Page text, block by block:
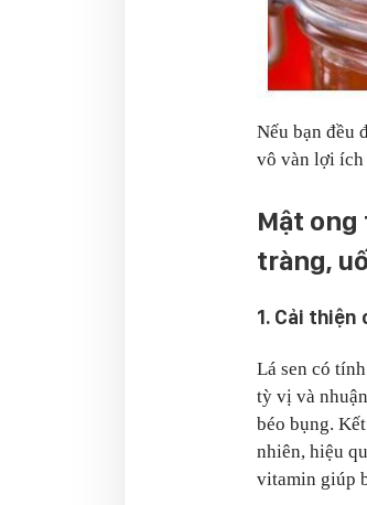
Nếu bạn đều
vô vàn lợi ích
Mật
tràng,
1. Cải
Lá sen có
tỳ vị và
béo bụng.
nhiên, hiệu
vitamin giúp